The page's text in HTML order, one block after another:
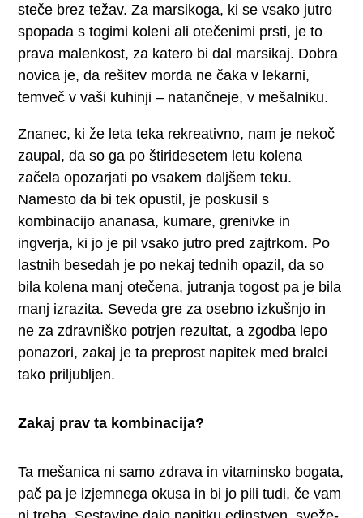
steče brez težav. Za marsikoga, ki se vsako jutro
spopada s togimi koleni ali otečenimi prsti, je to
prava malenkost, za katero bi dal marsikaj. Dobra
novica je, da rešitev morda ne čaka v lekarni,
temveč v vaši kuhinji – natančneje, v mešalniku.
Znanec, ki že leta teka rekreativno, nam je nekoč
zaupal, da so ga po štiridesetem letu kolena
začela opozarjati po vsakem daljšem teku.
Namesto da bi tek opustil, je poskusil s
kombinacijo ananasa, kumare, grenivke in
ingverja, ki jo je pil vsako jutro pred zajtrkom. Po
lastnih besedah je po nekaj tednih opazil, da so
bila kolena manj otečena, jutranja togost pa je bila
manj izrazita. Seveda gre za osebno izkušnjo in
ne za zdravniško potrjen rezultat, a zgodba lepo
ponazori, zakaj je ta preprost napitek med bralci
tako priljubljen.
Zakaj prav ta kombinacija?
Ta mešanica ni samo zdrava in vitaminsko bogata,
pač pa je izjemnega okusa in bi jo pili tudi, če vam